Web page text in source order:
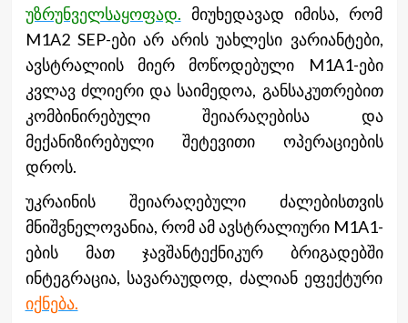
უზრუნველსაყოფად. მიუხედავად იმისა, რომ
M1A2 SEP-ები არ არის უახლესი ვარიანტები,
ავსტრალიის მიერ მოწოდებული M1A1-ები
კვლავ ძლიერი და საიმედოა, განსაკუთრებით
კომბინირებული შეიარაღებისა და
მექანიზირებული შეტევითი ოპერაციების
დროს.
უკრაინის შეიარაღებული ძალებისთვის
მნიშვნელოვანია, რომ ამ ავსტრალიური M1A1-
ების მათ ჯავშანტექნიკურ ბრიგადებში
ინტეგრაცია, სავარაუდოდ, ძალიან ეფექტური
იქნება.